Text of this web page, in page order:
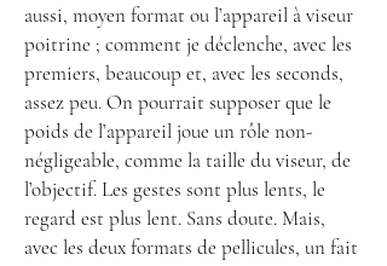
aussi, moyen format ou l’appareil à viseur
poitrine ; comment je déclenche, avec les
premiers, beaucoup et, avec les seconds,
assez peu. On pourrait supposer que le
poids de l’appareil joue un rôle non-
négligeable, comme la taille du viseur, de
l’objectif. Les gestes sont plus lents, le
regard est plus lent. Sans doute. Mais,
avec les deux formats de pellicules, un fait